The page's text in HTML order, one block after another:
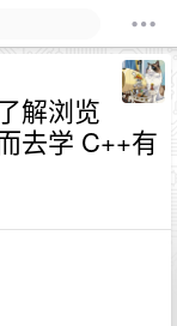
解浏览
去学 C++有